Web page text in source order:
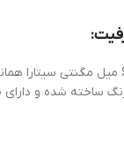
تراول ماگ دسته دار 600 میل